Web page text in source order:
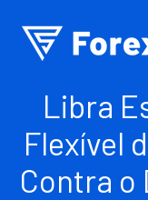
Libra
Flexível
Contra o